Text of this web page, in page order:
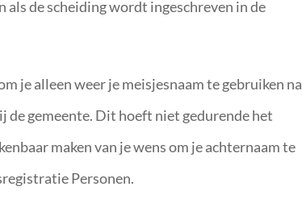
de scheiding wordt ingeschreven in de
je alleen weer je meisjesnaam te gebruiken na
de gemeente. Dit hoeft niet gedurende het
maken van je wens om je achternaam te
Personen.